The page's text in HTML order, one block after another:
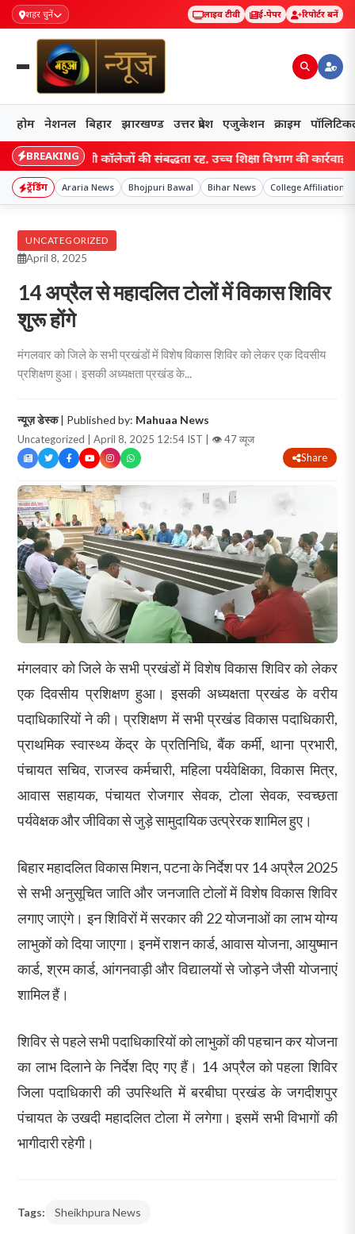
शहर चुनें लाइव टीवी ई-पेपर रिपोर्टर बनें
होम नेशनल बिहार झारखण्ड उत्तर प्रदेश एजुकेशन क्राइम
BREAKING
के चार डिग्री कॉलेजों की संबद्धता रद्द, उच्च शिक्षा विभाग की कार्रवाई से
ट्रेंडिंग Araria News Bhojpuri Bawal Bihar News College Affiliation
UNCATEGORIZED
April 8, 2025
14 अप्रैल से महादलित टोलों में विकास शिविर
शुरू होंगे
मंगलवार को जिले के सभी प्रखंडों में विशेष विकास शिविर को लेकर एक दिवसीय
प्रशिक्षण हुआ। इसकी अध्यक्षता प्रखंड के...
न्यूज़ डेस्क| Published by: Mahuaa News
Uncategorized | April 8, 2025 12:54 IST | 👁 47 व्यूज
Share
मंगलवार को जिले के सभी प्रखंडों में विशेष विकास शिविर को लेकर
एक दिवसीय प्रशिक्षण हुआ। इसकी अध्यक्षता प्रखंड के वरीय
पदाधिकारियों ने की। प्रशिक्षण में सभी प्रखंड विकास पदाधिकारी,
प्राथमिक स्वास्थ्य केंद्र के प्रतिनिधि, बैंक कर्मी, थाना प्रभारी,
पंचायत सचिव, राजस्व कर्मचारी, महिला पर्यवेक्षिका, विकास मित्र,
आवास सहायक, पंचायत रोजगार सेवक, टोला सेवक, स्वच्छता
पर्यवेक्षक और जीविका से जुड़े सामुदायिक उत्प्रेरक शामिल हुए।
बिहार महादलित विकास मिशन, पटना के निर्देश पर 14 अप्रैल 2025
से सभी अनुसूचित जाति और जनजाति टोलों में विशेष विकास शिविर
लगाए जाएंगे। इन शिविरों में सरकार की 22 योजनाओं का लाभ योग्य
लाभुकों को दिया जाएगा। इनमें राशन कार्ड, आवास योजना, आयुष्मान
कार्ड, श्रम कार्ड, आंगनवाड़ी और विद्यालयों से जोड़ने जैसी योजनाएं
शामिल हैं।
शिविर से पहले सभी पदाधिकारियों को लाभुकों की पहचान कर योजना
का लाभ दिलाने के निर्देश दिए गए हैं। 14 अप्रैल को पहला शिविर
जिला पदाधिकारी की उपस्थिति में बरबीघा प्रखंड के जगदीशपुर
पंचायत के उखदी महादलित टोला में लगेगा। इसमें सभी विभागों की
भागीदारी रहेगी।
Tags: Sheikhpura News